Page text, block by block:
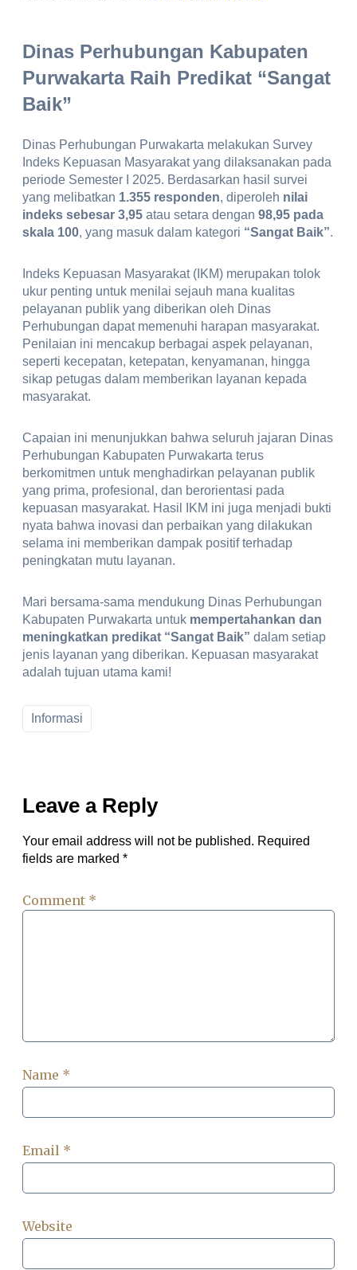
Dinas Perhubungan Kabupaten
Purwakarta Raih Predikat “Sangat
Baik”
Dinas Perhubungan Purwakarta melakukan Survey
Indeks Kepuasan Masyarakat yang dilaksanakan pada
periode Semester I 2025. Berdasarkan hasil survei
yang melibatkan 1.355 responden, diperoleh nilai
indeks sebesar 3,95 atau setara dengan 98,95 pada
skala 100, yang masuk dalam kategori “Sangat Baik”.
Indeks Kepuasan Masyarakat (IKM) merupakan tolok
ukur penting untuk menilai sejauh mana kualitas
pelayanan publik yang diberikan oleh Dinas
Perhubungan dapat memenuhi harapan masyarakat.
Penilaian ini mencakup berbagai aspek pelayanan,
seperti kecepatan, ketepatan, kenyamanan, hingga
sikap petugas dalam memberikan layanan kepada
masyarakat.
Capaian ini menunjukkan bahwa seluruh jajaran Dinas
Perhubungan Kabupaten Purwakarta terus
berkomitmen untuk menghadirkan pelayanan publik
yang prima, profesional, dan berorientasi pada
kepuasan masyarakat. Hasil IKM ini juga menjadi bukti
nyata bahwa inovasi dan perbaikan yang dilakukan
selama ini memberikan dampak positif terhadap
peningkatan mutu layanan.
Mari bersama-sama mendukung Dinas Perhubungan
Kabupaten Purwakarta untuk mempertahankan dan
meningkatkan predikat “Sangat Baik” dalam setiap
jenis layanan yang diberikan. Kepuasan masyarakat
adalah tujuan utama kami!
Informasi
Leave a Reply
Your email address will not be published. Required
fields are marked *
Comment *
Name *
Email *
Website